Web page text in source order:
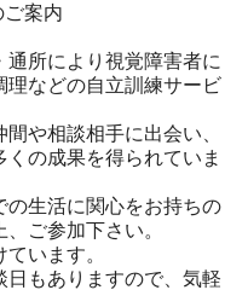
案内
通所により視覚障害者に
理などの自立訓練サービ
間や相談相手に出会い、
くの成果を得られていま
の生活に関心をお持ちの
ご参加下さい。
います。
日もあ りますので、気軽